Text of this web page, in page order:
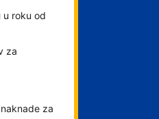
u roku od
za
za